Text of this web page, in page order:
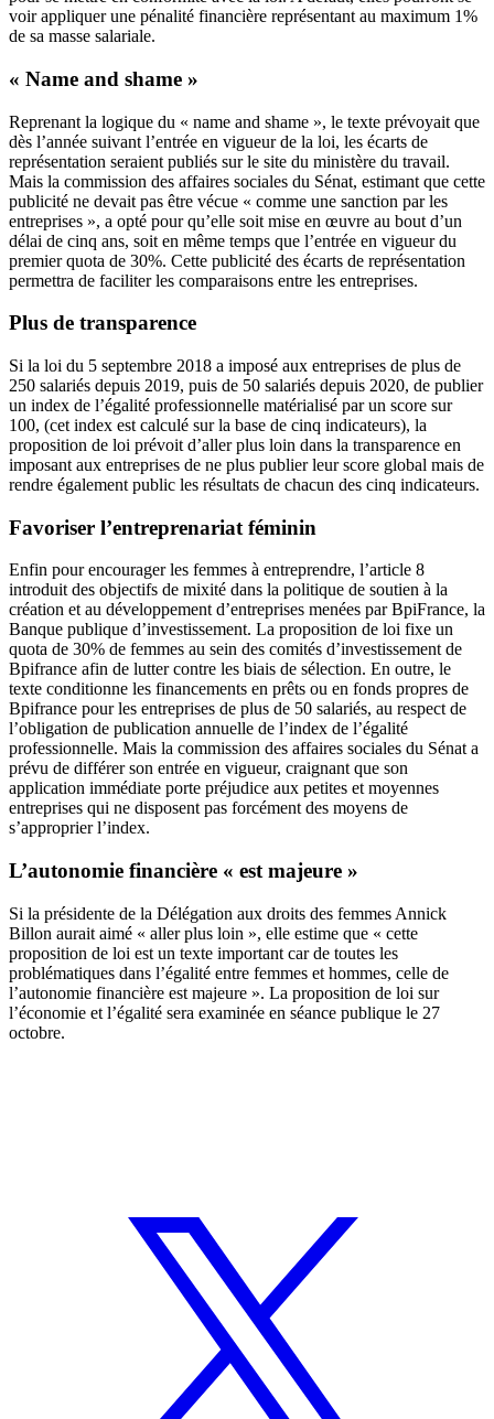
voir appliquer une pénalité financière représentant au maximum 1%
de sa masse salariale.
« Name and shame »
Reprenant la logique du « name and shame », le texte prévoyait que
dès l’année suivant l’entrée en vigueur de la loi, les écarts de
représentation seraient publiés sur le site du ministère du travail.
Mais la commission des affaires sociales du Sénat, estimant que cette
publicité ne devait pas être vécue « comme une sanction par les
entreprises », a opté pour qu’elle soit mise en œuvre au bout d’un
délai de cinq ans, soit en même temps que l’entrée en vigueur du
premier quota de 30%. Cette publicité des écarts de représentation
permettra de faciliter les comparaisons entre les entreprises.
Plus de transparence
Si la loi du 5 septembre 2018 a imposé aux entreprises de plus de
250 salariés depuis 2019, puis de 50 salariés depuis 2020, de publier
un index de l’égalité professionnelle matérialisé par un score sur
100, (cet index est calculé sur la base de cinq indicateurs), la
proposition de loi prévoit d’aller plus loin dans la transparence en
imposant aux entreprises de ne plus publier leur score global mais de
rendre également public les résultats de chacun des cinq indicateurs.
Favoriser l’entreprenariat féminin
Enfin pour encourager les femmes à entreprendre, l’article 8
introduit des objectifs de mixité dans la politique de soutien à la
création et au développement d’entreprises menées par BpiFrance, la
Banque publique d’investissement. La proposition de loi fixe un
quota de 30% de femmes au sein des comités d’investissement de
Bpifrance afin de lutter contre les biais de sélection. En outre, le
texte conditionne les financements en prêts ou en fonds propres de
Bpifrance pour les entreprises de plus de 50 salariés, au respect de
l’obligation de publication annuelle de l’index de l’égalité
professionnelle. Mais la commission des affaires sociales du Sénat a
prévu de différer son entrée en vigueur, craignant que son
application immédiate porte préjudice aux petites et moyennes
entreprises qui ne disposent pas forcément des moyens de
s’approprier l’index.
L’autonomie financière « est majeure »
Si la présidente de la Délégation aux droits des femmes Annick
Billon aurait aimé « aller plus loin », elle estime que « cette
proposition de loi est un texte important car de toutes les
problématiques dans l’égalité entre femmes et hommes, celle de
l’autonomie financière est majeure ». La proposition de loi sur
l’économie et l’égalité sera examinée en séance publique le 27
octobre.